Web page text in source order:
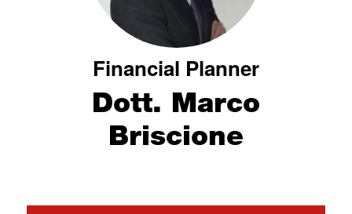
Financial Planner
Dott. Marco
Briscione